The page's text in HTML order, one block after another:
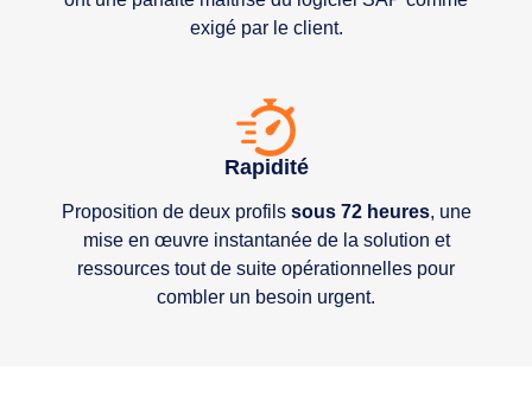
exigé par le client.
Rapidité
Proposition de deux profils sous 72 heures, une
mise en œuvre instantanée de la solution et
ressources tout de suite opérationnelles pour
combler un besoin urgent.